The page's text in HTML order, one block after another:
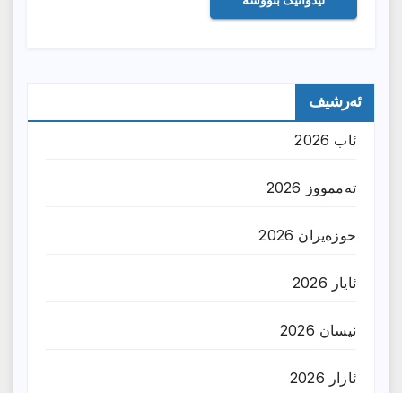
ئەرشیف
ئاب 2026
تەممووز 2026
حوزه‌یران 2026
ئایار 2026
نیسان 2026
ئازار 2026